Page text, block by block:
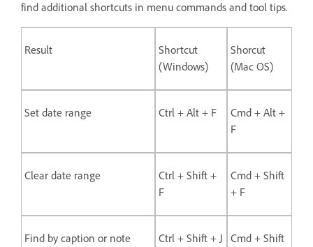
find additional shortcuts in menu commands and tool tips.
Result
Shortcut
(Windows)
Shorcut
(Mac OS)
Set date range Ctrl + Alt + F
Cmd + Alt +
F
Clear date range
Ctrl + Shift +
F
Cmd + Shift
+ F
Find by caption or note Ctrl + Shift + J
Cmd + Shift